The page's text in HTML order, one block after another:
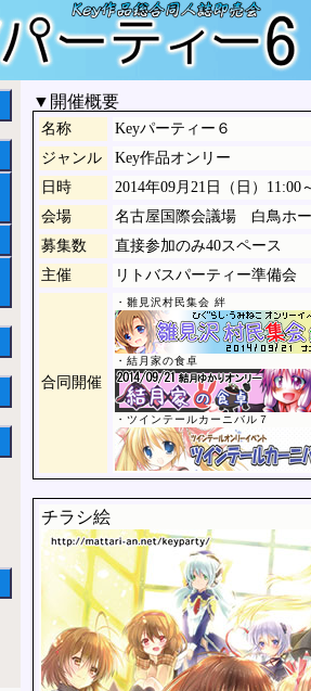
▼開催概要
名称
Keyパーティー６
ジャンル
Key作品オンリー
日時
2014年09月21日（日）11:00
会場
名古屋国際会議場 白鳥ホ
募集数
直接参加のみ40スペース
主催
リトバスパーティー準備会
合同開催
・雛見沢村民集会 絆
・結月家の食卓
・ツインテールカーニバル７
チラシ絵